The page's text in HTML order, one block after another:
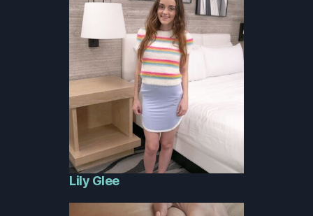
Lily Glee